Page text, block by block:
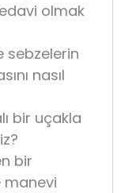
olmak
sebzelerin
nasıl
bir uçakla
bir
manevi